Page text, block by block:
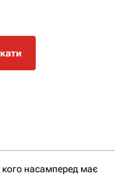
кого насамперед має